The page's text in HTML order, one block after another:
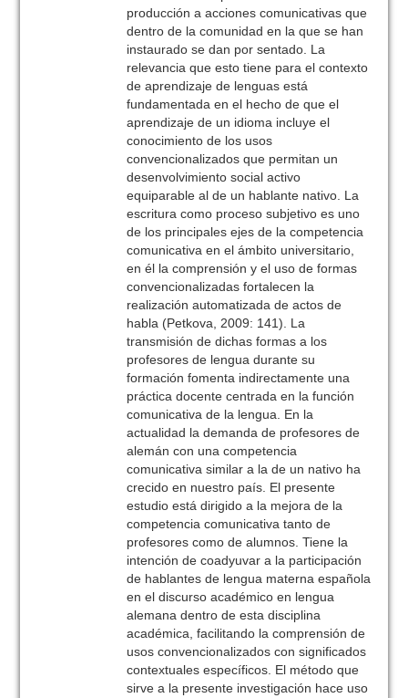
producción a acciones comunicativas que
dentro de la comunidad en la que se han
instaurado se dan por sentado. La
relevancia que esto tiene para el contexto
de aprendizaje de lenguas está
fundamentada en el hecho de que el
aprendizaje de un idioma incluye el
conocimiento de los usos
convencionalizados que permitan un
desenvolvimiento social activo
equiparable al de un hablante nativo. La
escritura como proceso subjetivo es uno
de los principales ejes de la competencia
comunicativa en el ámbito universitario,
en él la comprensión y el uso de formas
convencionalizadas fortalecen la
realización automatizada de actos de
habla (Petkova, 2009: 141). La
transmisión de dichas formas a los
profesores de lengua durante su
formación fomenta indirectamente una
práctica docente centrada en la función
comunicativa de la lengua. En la
actualidad la demanda de profesores de
alemán con una competencia
comunicativa similar a la de un nativo ha
crecido en nuestro país. El presente
estudio está dirigido a la mejora de la
competencia comunicativa tanto de
profesores como de alumnos. Tiene la
intención de coadyuvar a la participación
de hablantes de lengua materna española
en el discurso académico en lengua
alemana dentro de esta disciplina
académica, facilitando la comprensión de
usos convencionalizados con significados
contextuales específicos. El método que
sirve a la presente investigación hace uso